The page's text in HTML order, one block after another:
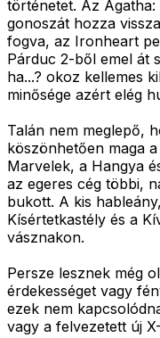
történetet. Az Agatha:
gonoszát hozza
fogva, az Ironheart
Párduc 2-ből emel át
ha...? okoz kellemes
minősége azért elég
Talán nem meglepő,
köszönhetően maga
Marvelek, a Hangya
az egeres cég többi,
bukott. A kis
Kísértetkastély és a
vásznakon.
Persze lesznek még
érdekességet vagy
ezek nem
vagy a felvezetett új